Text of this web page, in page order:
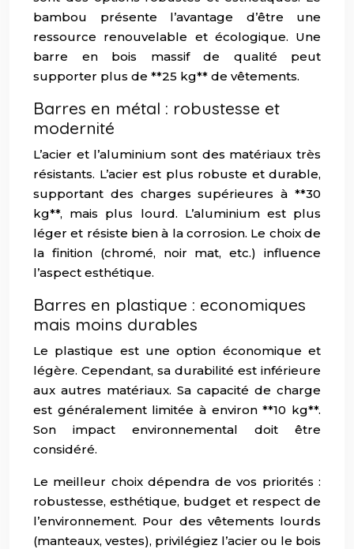
bambou présente l’avantage d’être une
ressource renouvelable et écologique. Une
barre en bois massif de qualité peut
supporter plus de **25 kg** de vêtements.
Barres en métal : robustesse et
modernité
L’acier et l’aluminium sont des matériaux très
résistants. L’acier est plus robuste et durable,
supportant des charges supérieures à **30
kg**, mais plus lourd. L’aluminium est plus
léger et résiste bien à la corrosion. Le choix de
la finition (chromé, noir mat, etc.) influence
l’aspect esthétique.
Barres en plastique : economiques
mais moins durables
Le plastique est une option économique et
légère. Cependant, sa durabilité est inférieure
aux autres matériaux. Sa capacité de charge
est généralement limitée à environ **10 kg**.
Son impact environnemental doit être
considéré.
Le meilleur choix dépendra de vos priorités :
robustesse, esthétique, budget et respect de
l’environnement. Pour des vêtements lourds
(manteaux, vestes), privilégiez l’acier ou le bois